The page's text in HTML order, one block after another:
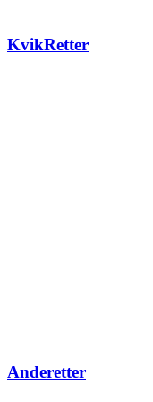
KvikRetter
Anderetter